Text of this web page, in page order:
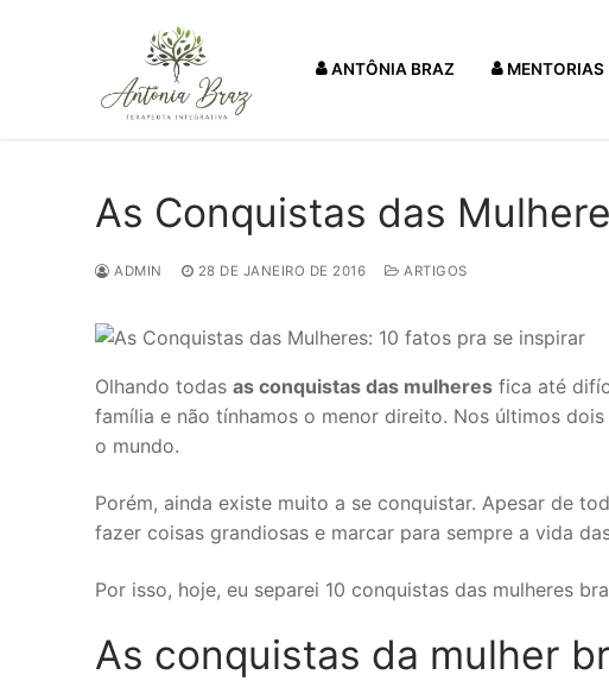
ANTÔNIA BRAZ MENTORIAS
As Conquistas das
ADMIN 28 DE JANEIRO DE 2016 ARTIGOS
Olhando todas as conquistas das mulheres fica até
família e não tínhamos o menor direito. Nos últimos
o mundo.
Porém, ainda existe muito a se conquistar. Apesar de
fazer coisas grandiosas e marcar para sempre a vida
Por isso, hoje, eu separei 10 conquistas das mulheres
As conquistas da mulher